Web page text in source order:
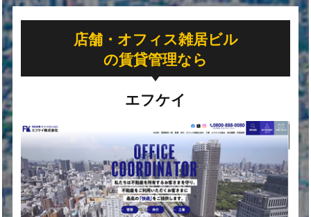
店舗・オフィス雑居ビル
の賃貸管理なら
エフケイ